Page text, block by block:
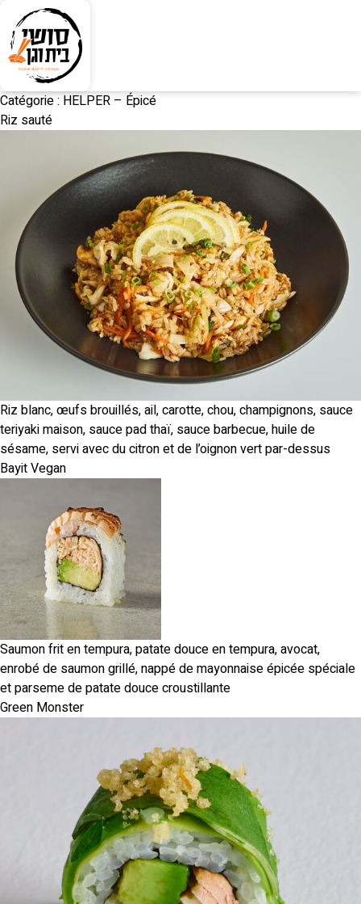
Catégorie :HELPER – Épicé
Riz sauté
Riz blanc, œufs brouillés, ail, carotte, chou, champignons, sauce
teriyaki maison, sauce pad thaï, sauce barbecue, huile de
sésame, servi avec du citron et de l’oignon vert par-dessus
Bayit Vegan
Saumon frit en tempura, patate douce en tempura, avocat,
enrobé de saumon grillé, nappé de mayonnaise épicée spéciale
et parseme de patate douce croustillante
Green Monster